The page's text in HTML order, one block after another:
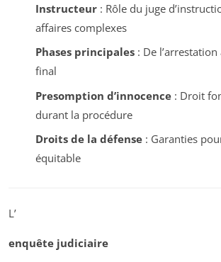
Instructeur: Rôle du juge
affaires complexes
Phases principales: De
final
Presomption d’innocence: Droit
durant la procédure
Droits de la défense: Garanties
équitable
L’
enquête judiciaire